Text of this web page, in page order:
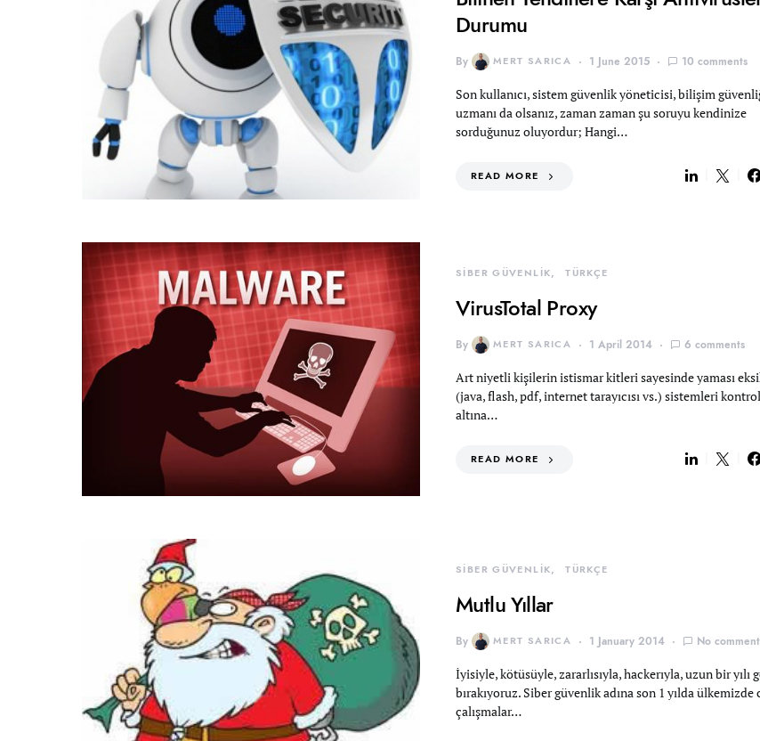
Durumu
By MERT SARICA 1 June 2015 10 comments
Son kullanıcı, sistem güvenlik yöneticisi, bilişim
uzmanı da olsanız, zaman zaman şu soruyu kendinize
sorduğunuz oluyordur; Hangi…
READ MORE
SİBER GÜVENLİK TÜRKÇE
VirusTotal Proxy
By MERT SARICA 1 April 2014 6 comments
Art niyetli kişilerin istismar kitleri sayesinde yaması
(java, flash, pdf, internet tarayıcısı vs.) sistemleri kontrol
altına…
READ MORE
SİBER GÜVENLİK TÜRKÇE
Mutlu Yıllar
By MERT SARICA 1 January 2014 No
İyisiyle, kötüsüyle, zararlısıyla, hackerıyla, uzun bir yılı
bırakıyoruz. Siber güvenlik adına son 1 yılda ülkemizde
çalışmalar…